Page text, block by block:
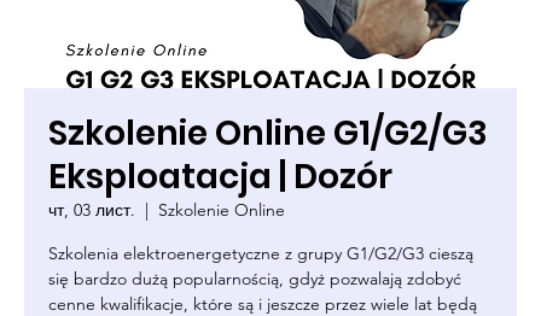
Szkolenie Online G1/G2/G3
Eksploatacja | Dozór
чт, 03 лист.
  |
Szkolenie Online
Szkolenia elektroenergetyczne z grupy G1/G2/G3 cieszą
się bardzo dużą popularnością, gdyż pozwalają zdobyć
cenne kwalifikacje, które są i jeszcze przez wiele lat będą